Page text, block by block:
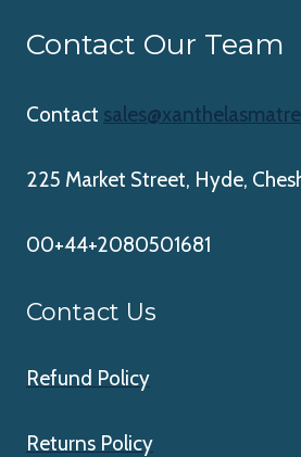
Contact Our Team
Contact
225 Market Street, Hyde,
00+44+2080501681
Contact Us
Refund Policy
Returns Policy